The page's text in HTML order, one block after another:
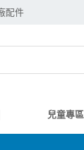
配件
兒童專區